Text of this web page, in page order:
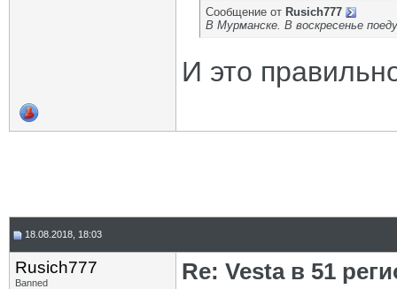
Сообщение от Rusich777
В Мурманске. В воскресенье
И это
18.08.2018, 18:03
Rusich777
Banned
Re: Vesta в 51